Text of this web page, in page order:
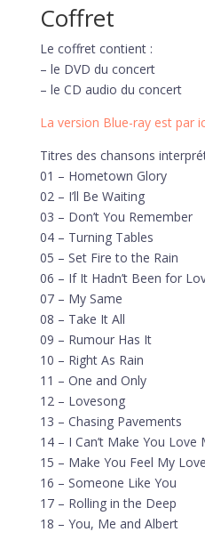
Coffret
Le coffret contient :
– le DVD du concert
– le CD audio du concert
La version Blue-ray est par
Titres des chansons
01 – Hometown Glory
02 – I’ll Be Waiting
03 – Don’t You Remember
04 – Turning Tables
05 – Set Fire to the Rain
06 – If It Hadn’t Been for
07 – My Same
08 – Take It All
09 – Rumour Has It
10 – Right As Rain
11 – One and Only
12 – Lovesong
13 – Chasing Pavements
14 – I Can’t Make You Love
15 – Make You Feel My Love
16 – Someone Like You
17 – Rolling in the Deep
18 – You, Me and Albert